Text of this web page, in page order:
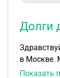
Долги
в Москве.
накопил
Показать